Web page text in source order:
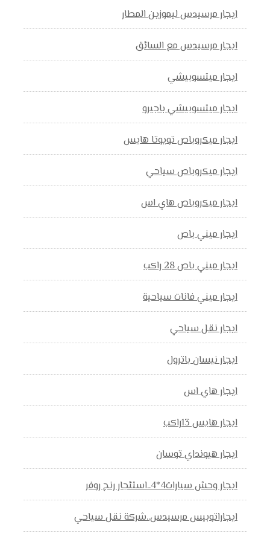
ايجار مرسيدس ليموزين المطار
ايجار مرسيدس مع السائق
ايجار ميتسوبيشي
ايجار ميتسوبيشي باجيرو
ايجار ميكروباص تويوتا هايس
ايجار ميكروباص سياحي
ايجار ميكروباص هاي اس
ايجار ميني باص
ايجار ميني باص 28 راكب
ايجار ميني فانات سياحية
ايجار نقل سياحي
ايجار نيسان باترول
ايجار هاي اس
ايجار هايس 13راكب
ايجار هيونداي توسان
ايجار وحش سيارات4*4..استئجار رنج روفر
ايجاراتوبيس مرسيدس..شركة نقل سياحي